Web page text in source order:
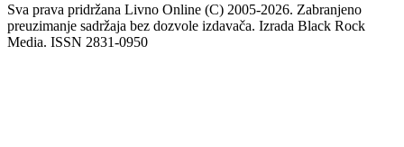
Sva prava pridržana Livno Online (C) 2005-2026. Zabranjeno
preuzimanje sadržaja bez dozvole izdavača. Izrada Black Rock
Media. ISSN 2831-0950